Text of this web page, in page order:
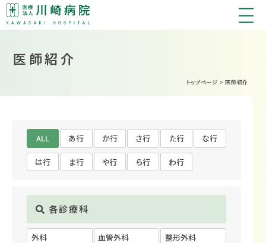
医師紹介
トップページ >医師紹介
ALL あ行 か行 さ行 た行 な行
は行 ま行 や行 ら行 わ行
各診療科
外科 血管外科 整形外科